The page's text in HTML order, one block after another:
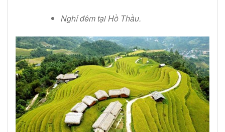
Nghỉ đêm tại Hồ Thầu.